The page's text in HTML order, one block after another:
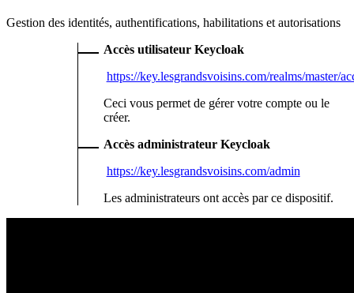
Gestion des identités, authentifications, habilitations et autorisations
Accès utilisateur Keycloak
https://key.lesgrandsvoisins.com/realms/master/
Ceci vous permet de gérer votre compte ou le
créer.
Accès administrateur Keycloak
https://key.lesgrandsvoisins.com/admin
Les administrateurs ont accès par ce dispositif.